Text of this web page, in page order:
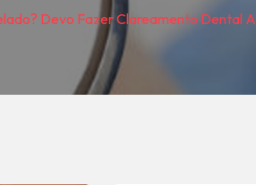
Devo Fazer Clareamento Dental